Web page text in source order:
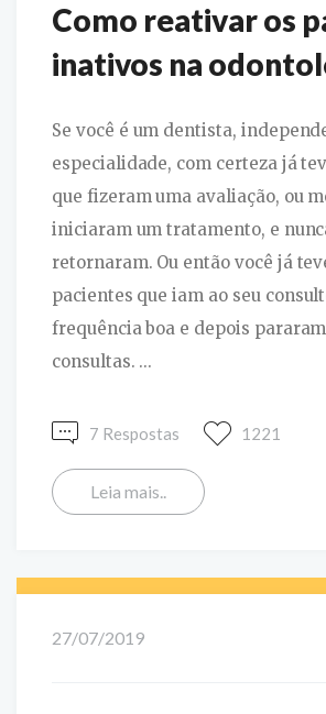
Como reativar os
inativos na
Se você é um dentista,
especialidade, com certeza já
que fizeram uma avaliação, ou
iniciaram um tratamento, e
retornaram. Ou então você já
pacientes que iam ao seu
frequência boa e depois
consultas. ...
7 Respostas 1221
Leia mais..
27/07/2019